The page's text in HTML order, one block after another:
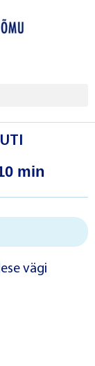
min
vägi